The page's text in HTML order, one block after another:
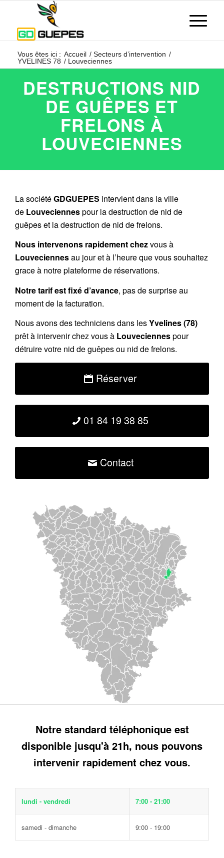
Vous êtes ici : Accueil / Secteurs d’intervention /
YVELINES 78 / Louveciennes
DESTRUCTIONS NID
DE GUÊPES ET
FRELONS À
LOUVECIENNES
La sociétéGDGUEPES intervient dans la ville
de Louveciennespour la destruction de nid de
guêpes et la destruction de nid de frelons.
Nous intervenons rapidement chezvous à
Louveciennesau jour et à l’heure que vous souhaitez
grace à notre plateforme de réservations.
Notre tarif est fixé d’avance, pas de surprise au
moment de la facturation.
Nous avons des techniciens dans lesYvelines (78)
prêt à intervenir chez vous à Louveciennespour
détruire votre nid de guêpes ou nid de frelons.
Réserver
01 84 19 38 85
Contact
Notre standard téléphonique est
disponible jusqu'à 21h, nous pouvons
intervenir rapidement chez vous.
lundi - vendredi 7:00 - 21:00
samedi - dimanche 9:00 - 19:00